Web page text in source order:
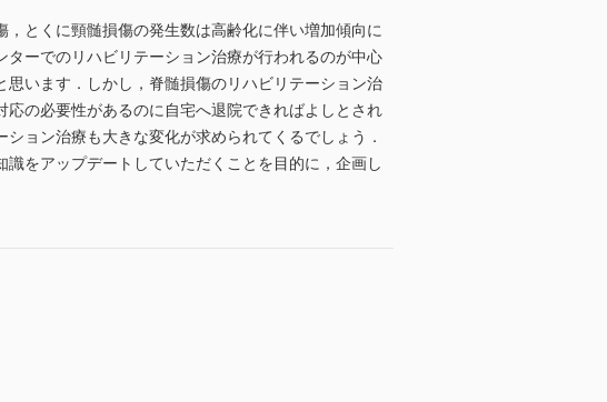
とくに頸髄損傷の発生数は高齢化に伴い増加傾向に
ーでのリハビリテーション治療が行われるのが中心
います．しかし，脊髄損傷のリハビリテーション治
の必要性があるのに自宅へ退院できればよしとされ
ョン治療も大きな変化が求められてくるでしょう．
をアップデートしていただくことを目的に，企画し